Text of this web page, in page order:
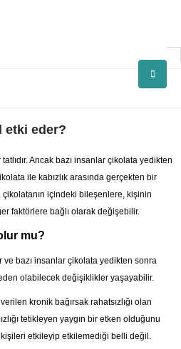
etki eder?
Ancak bazı insanlar çikolata yedikten
ile kabızlık arasında gerçekten bir
çikolatanın içindeki bileşenlere, kişinin
faktörlere bağlı olarak değişebilir.
mu?
ve bazı insanlar çikolata yedikten sonra
olabilecek değişiklikler yaşayabilir.
kronik bağırsak rahatsızlığı olan
tetikleyen yaygın bir etken olduğunu
etkileyip etkilemediği belli değil.